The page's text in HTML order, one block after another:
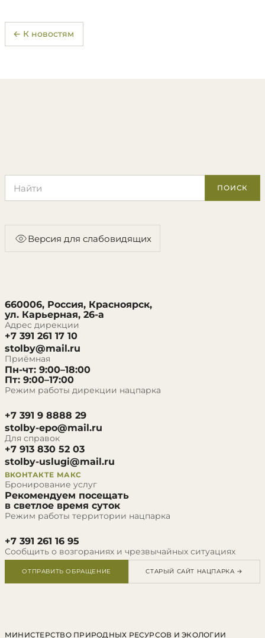
← К новостям
ПОИСК
Версия для слабовидящих
660006, Россия, Красноярск,
ул. Карьерная, 26-а
Адрес дирекции
+7 391 261 17 10
stolby@mail.ru
Приёмная
Пн-чт: 9:00–18:00
Пт: 9:00–17:00
Режим работы дирекции нацпарка
+7 391 9 8888 29
stolby-epo@mail.ru
Для справок
+7 913 830 52 03
stolby-uslugi@mail.ru
ВКОНТАКТЕ МАКС
Бронирование услуг
Рекомендуем посещать
в светлое время суток
Режим работы территории нацпарка
+7 391 261 16 95
Сообщить о возгораниях и чрезвычайных ситуациях
ОТПРАВИТЬ ОБРАЩЕНИЕ СТАРЫЙ САЙТ НАЦПАРКА →
МИНИСТЕРСТВО ПРИРОДНЫХ РЕСУРСОВ И ЭКОЛОГИИ